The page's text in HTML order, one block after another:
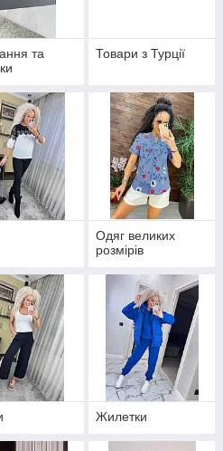
та
Товари з Турції
Одяг великих
розмірів
Жилетки